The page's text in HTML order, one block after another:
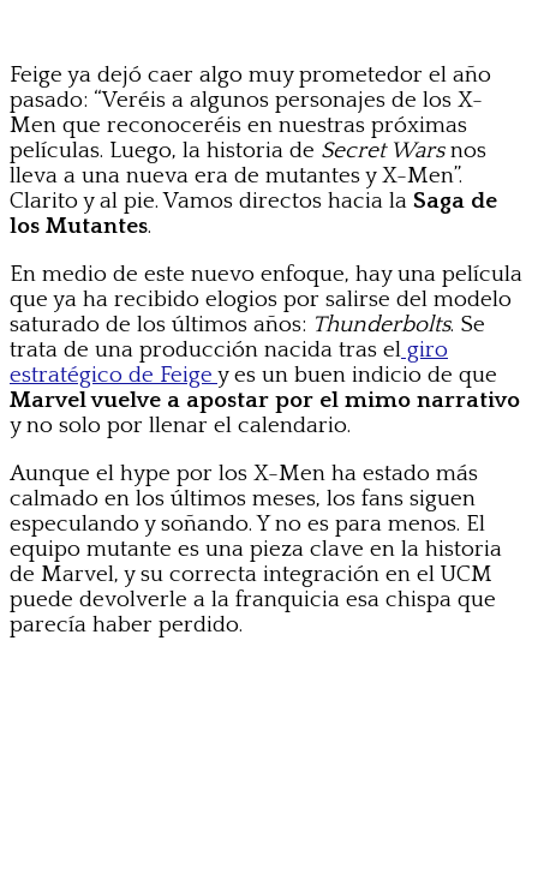
Feige ya dejó caer algo muy prometedor el año
pasado: “Veréis a algunos personajes de los X-
Men que reconoceréis en nuestras próximas
películas. Luego, la historia de Secret Warsnos
lleva a una nueva era de mutantes y X-Men”.
Clarito y al pie. Vamos directos hacia la Saga de
los Mutantes.
En medio de este nuevo enfoque, hay una película
que ya ha recibido elogios por salirse del modelo
saturado de los últimos años: Thunderbolts. Se
trata de una producción nacida tras el giro
estratégico de Feige y es un buen indicio de que
Marvel vuelve a apostar por el mimo narrativo
y no solo por llenar el calendario.
Aunque el hype por los X-Men ha estado más
calmado en los últimos meses, los fans siguen
especulando y soñando. Y no es para menos. El
equipo mutante es una pieza clave en la historia
de Marvel, y su correcta integración en el UCM
puede devolverle a la franquicia esa chispa que
parecía haber perdido.